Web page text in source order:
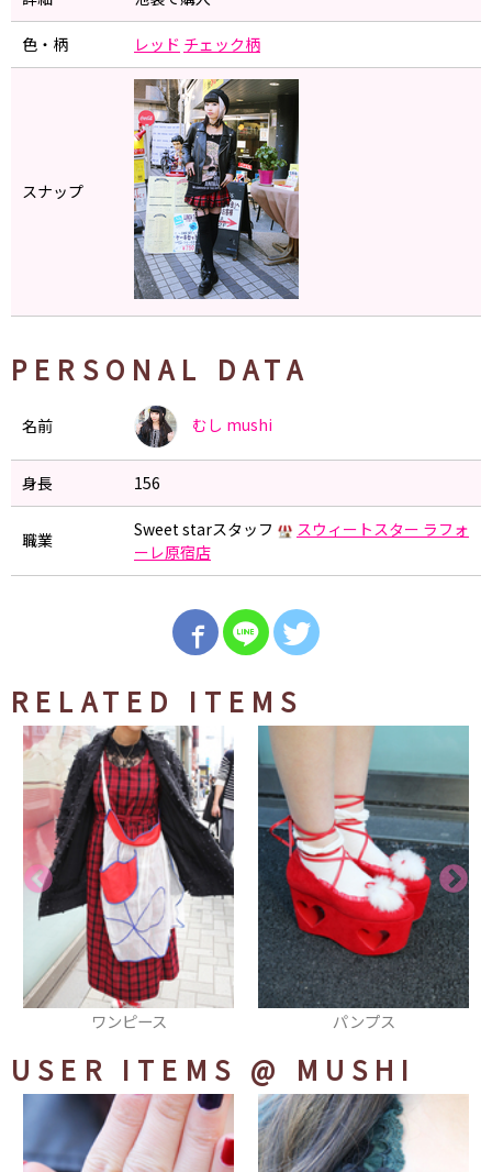
色・柄 レッド チェック柄
スナップ
PERSONAL DATA
名前 むし mushi
身長 156
職業 Sweet starスタッフ
スウィートスター ラフォ
ーレ原宿店
RELATED ITEMS
パンプス チョーカー
USER ITEMS @ MUSHI